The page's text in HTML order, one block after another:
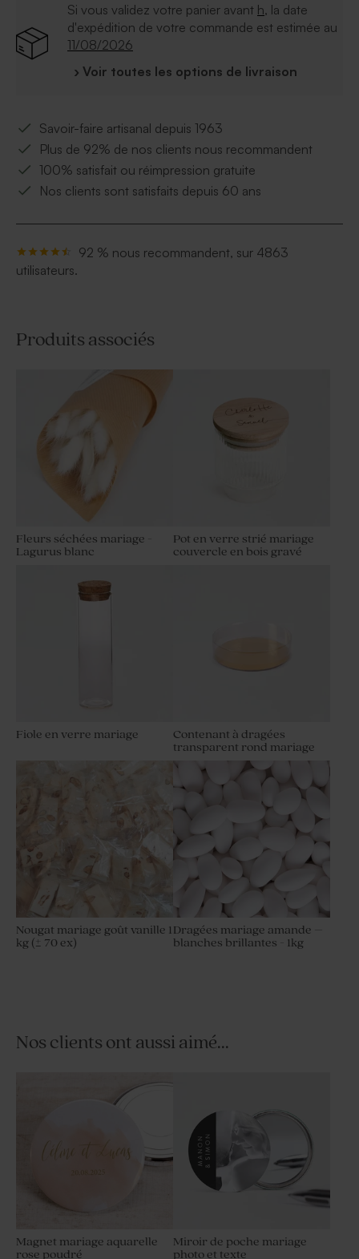
Si vous validez votre panier avant h, la date
d'expédition de votre commande est estimée au
11/08/2026
› Voir toutes les options de livraison
Savoir-faire artisanal depuis 1963
Plus de 92% de nos clients nous recommandent
100% satisfait ou réimpression gratuite
Nos clients sont satisfaits depuis 60 ans
92 % nous recommandent, sur 4863
utilisateurs.
Produits associés
Fleurs séchées mariage -
Lagurus blanc
Pot en verre strié mariage
couvercle en bois gravé
Fiole en verre mariage
Contenant à dragées
transparent rond mariage
Nougat mariage goût vanille 1
kg (± 70 ex)
Dragées mariage amande –
blanches brillantes - 1kg
Nos clients ont aussi aimé...
Magnet mariage aquarelle
rose poudré
Miroir de poche mariage
photo et texte